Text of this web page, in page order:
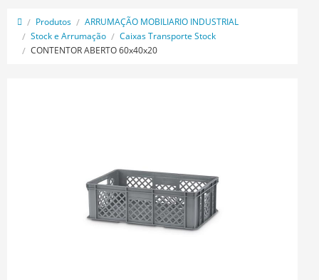
Produtos
ARRUMAÇÃO MOBILIARIO INDUSTRIAL
Stock e Arrumação
Caixas Transporte Stock
CONTENTOR ABERTO 60x40x20